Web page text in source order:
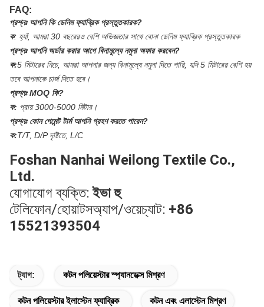
FAQ:
প্রশ্নঃ আপনি কি ডেনিম ফ্যাব্রিক প্রস্তুতকারক?
ক: হ্যাঁ, আমরা 30 বছরেরও বেশি অভিজ্ঞতার সাথে বোনা ডেনিম ফ্যাব্রিক প্রস্তুতকারক
প্রশ্নঃ আপনি অর্ডার করার আগে বিনামূল্যে নমুনা অফার করবেন?
ক:5 মিটারের নিচে, আমরা আপনার জন্য বিনামূল্যে নমুনা দিতে পারি, যদি 5 মিটারের বেশি হয়
তবে আপনাকে চার্জ দিতে হবে।
প্রশ্নঃ MOQ কি?
ক: প্রায় 3000-5000 মিটার।
প্রশ্নঃ কোন পেমেন্ট টার্ম আপনি গ্রহণ করতে পারেন?
ক:T/T, D/P দৃষ্টিতে, L/C
Foshan Nanhai Weilong Textile Co.,
Ltd.
যোগাযোগ ব্যক্তি: ইভা হু
টেলিফোন/হোয়াটসঅ্যাপ/ওয়েচ্যাট: +86
15521393504
ট্যাগ: কটন পলিয়েস্টার স্প্যানডেক্স মিশ্রণ
কটন পলিয়েস্টার ইলাস্টেন ফ্যাব্রিক কটন এবং এলাস্টেন মিশ্রণ